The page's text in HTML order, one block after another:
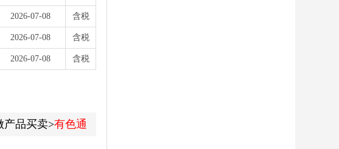
2026-07-08 含税
2026-07-08 含税
2026-07-08 含税
产品买卖>有色通